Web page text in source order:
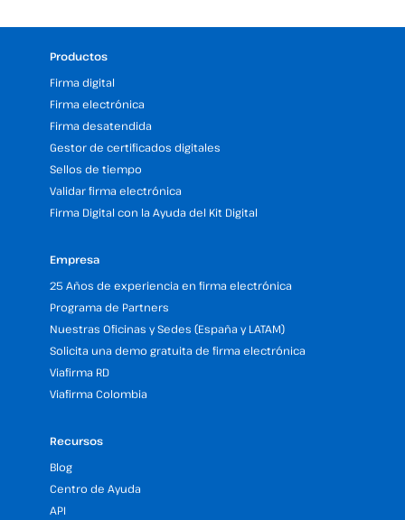
Productos
Firma digital
Firma electrónica
Firma desatendida
Gestor de certificados digitales
Sellos de tiempo
Validar firma electrónica
Firma Digital con la Ayuda del Kit Digital
Empresa
25 Años de experiencia en firma electrónica
Programa de Partners
Nuestras Oficinas y Sedes (España y LATAM)
Solicita una demo gratuita de firma electrónica
Viafirma RD
Viafirma Colombia
Recursos
Blog
Centro de Ayuda
API